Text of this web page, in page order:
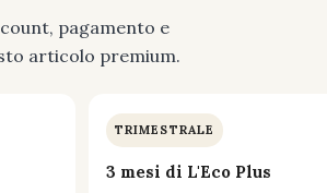
pagamento e
articolo premium.
TRIMESTRALE
3 mesi di L'Eco Plus